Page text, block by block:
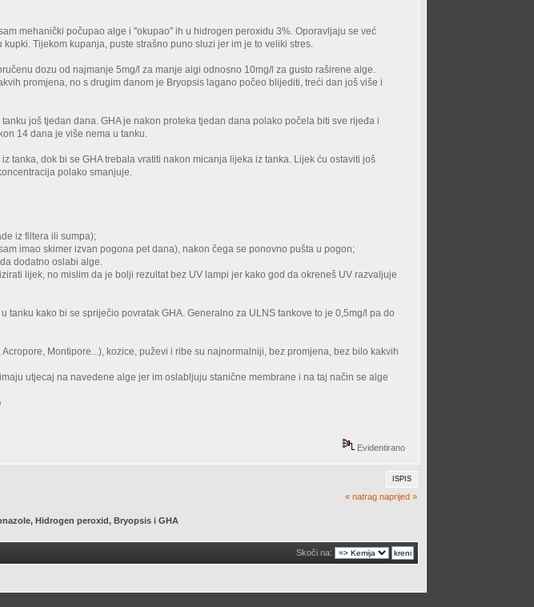
mehanički počupao alge i ''okupao'' ih u hidrogen peroxidu 3%. Oporavljaju se već
Tijekom kupanja, puste strašno puno sluzi jer im je to veliki stres.
dozu od najmanje 5mg/l za manje algi odnosno 10mg/l za gusto raširene alge.
promjena, no s drugim danom je Bryopsis lagano počeo blijediti, treći dan još više i
još tjedan dana. GHA je nakon proteka tjedan dana polako počela biti sve rijeđa i
14 dana je više nema u tanku.
tanka, dok bi se GHA trebala vratiti nakon micanja lijeka iz tanka. Lijek ću ostaviti još
polako smanjuje.
iz filtera ili sumpa);
imao skimer izvan pogona pet dana), nakon čega se ponovno pušta u pogon;
dodatno oslabi alge.
lijek, no mislim da je bolji rezultat bez UV lampi jer kako god da okreneš UV razvaljuje
tanku kako bi se spriječio povratak GHA. Generalno za ULNS tankove to je 0,5mg/l pa do
Montipore...), kozice, puževi i ribe su najnormalniji, bez promjena, bez bilo kakvih
utjecaj na navedene alge jer im oslabljuju stanične membrane i na taj način se alge
Evidentirano
ISPIS
« natrag naprijed »
Hidrogen peroxid, Bryopsis i GHA
Skoči na: